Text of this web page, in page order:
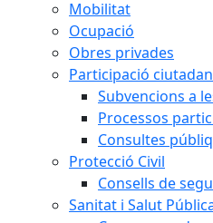
Mobilitat
Ocupació
Obres privades
Participació
Subvencions a
Processos
Consultes
Protecció Civil
Consells de
Sanitat i Salut